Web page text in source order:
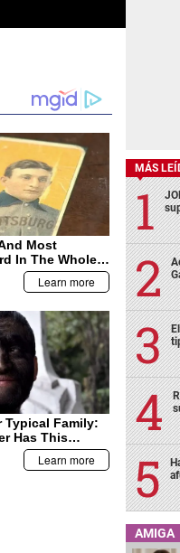
MÁS
AMIGA